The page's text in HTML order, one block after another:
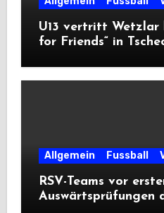
U13 vertritt Wetzlar
for Friends“ in
Allgemein Fussball
RSV-Teams vor
Auswärtsprüfungen